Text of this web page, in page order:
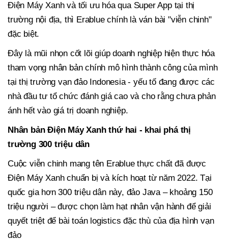
Điện Máy Xanh và tối ưu hóa qua Super App tại thị
trường nội địa, thì Erablue chính là ván bài "viễn chinh"
đặc biệt.
Đây là mũi nhọn cốt lõi giúp doanh nghiệp hiện thực hóa
tham vọng nhân bản chính mô hình thành công của mình
tại thị trường vạn đảo Indonesia - yếu tố đang được các
nhà đầu tư tổ chức đánh giá cao và cho rằng chưa phản
ánh hết vào giá trị doanh nghiệp.
Nhân bản Điện Máy Xanh thứ hai - khai phá thị
trường 300 triệu dân
Cuộc viễn chinh mang tên Erablue thực chất đã được
Điện Máy Xanh chuẩn bị và kích hoạt từ năm 2022. Tại
quốc gia hơn 300 triệu dân này, đảo Java – khoảng 150
triệu người – được chọn làm hạt nhân vận hành để giải
quyết triệt để bài toán logistics đặc thù của địa hình vạn
đảo